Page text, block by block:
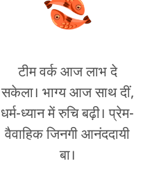
टीम वर्क आज लाभ दे
सकेला। भाग्य आज साथ दीं,
धर्म-ध्यान में रुचि बढ़ी। प्रेम-
वैवाहिक जिनगी आनंददायी
बा।